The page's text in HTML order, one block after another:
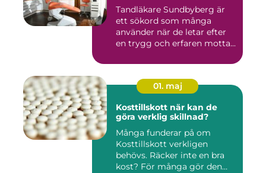
Tandläkare Sundbyberg är
ett sökord som många
använder när de letar efter
en trygg och erfaren motta...
01. maj
Kosttillskott när kan de
göra verklig skillnad?
Många funderar på om
Kosttillskott verkligen
behövs. Räcker inte en bra
kost? För många gör den